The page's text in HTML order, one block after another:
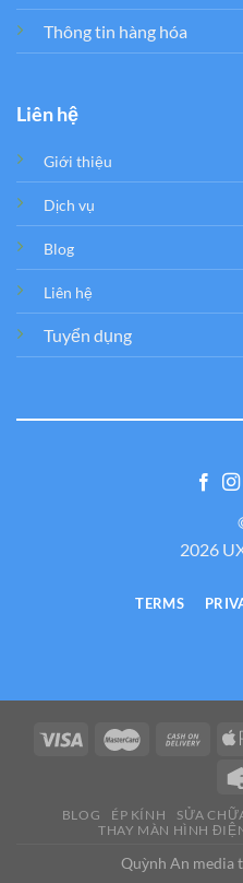
Thông tin hàng hóa
Liên hệ
Giới thiệu
Dịch vụ
Blog
Liên hệ
Tuyển dụng
2026
TERMS
BLOG ÉP KÍNH SỬA
THAY MÀN HÌNH
Quỳnh An media